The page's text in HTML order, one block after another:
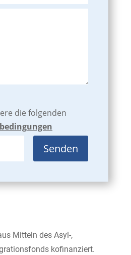
die folgenden
Senden
Mitteln des Asyl-,
kofinanziert.